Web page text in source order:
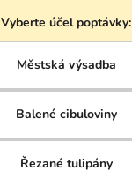
Vyberte účel poptávky:
Městská výsadba
Balené cibuloviny
Řezané tulipány